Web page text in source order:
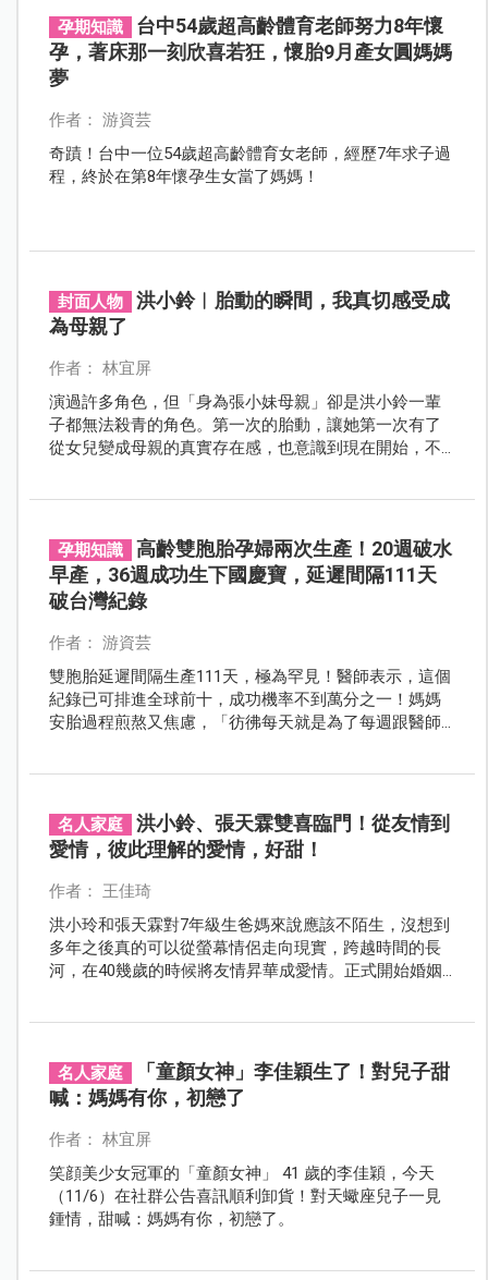
孕期知識
台中54歲超高齡體育老師努力8年懷
孕，著床那一刻欣喜若狂，懷胎9月產女圓媽媽
夢
作者： 游資芸
奇蹟！台中一位54歲超高齡體育女老師，經歷7年求子過
程，終於在第8年懷孕生女當了媽媽！
封面人物
洪小鈴︱胎動的瞬間，我真切感受成
為母親了
作者： 林宜屏
演過許多角色，但「身為張小妹母親」卻是洪小鈴一輩
子都無法殺青的角色。第一次的胎動，讓她第一次有了
從女兒變成母親的真實存在感，也意識到現在開始，不
孕期知識
高齡雙胞胎孕婦兩次生產！20週破水
早產，36週成功生下國慶寶，延遲間隔111天
破台灣紀錄
作者： 游資芸
雙胞胎延遲間隔生產111天，極為罕見！醫師表示，這個
紀錄已可排進全球前十，成功機率不到萬分之一！媽媽
安胎過程煎熬又焦慮，「彷彿每天就是為了每週跟醫師
名人家庭
洪小鈴、張天霖雙喜臨門！從友情到
愛情，彼此理解的愛情，好甜！
作者： 王佳琦
洪小玲和張天霖對7年級生爸媽來說應該不陌生，沒想到
多年之後真的可以從螢幕情侶走向現實，跨越時間的長
河，在40幾歲的時候將友情昇華成愛情。正式開始婚姻
名人家庭
「童顏女神」李佳穎生了！對兒子甜
喊：媽媽有你，初戀了
作者： 林宜屏
笑顔美少女冠軍的「童顏女神」 41 歲的李佳穎，今天
（11/6）在社群公告喜訊順利卸貨！對天蠍座兒子一見
鍾情，甜喊：媽媽有你，初戀了。